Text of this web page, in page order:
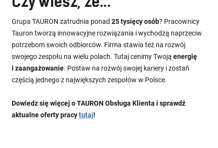
Grupa TAURON zatrudnia ponad 25 tysięcy osób? Pracownicy
Tauron tworzą innowacyjne rozwiązania i wychodzą naprzeciw
potrzebom swoich odbiorców. Firma stawia też na rozwój
swojego zespołu na wielu polach. Tutaj cenimy Twoją energię
i zaangażowanie. Postaw na rozwój swojej kariery i zostań
częścią jednego z największych zespołów w Polsce.
Dowiedz się więcej o TAURON Obsługa Klienta i sprawdź
aktualne oferty pracytutaj!